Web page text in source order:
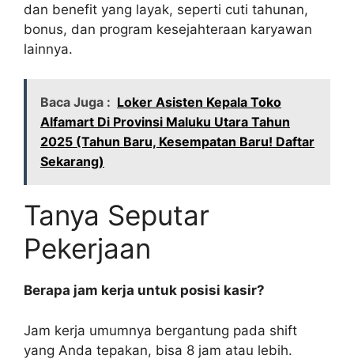
dan benefit yang layak, seperti cuti tahunan,
bonus, dan program kesejahteraan karyawan
lainnya.
Baca Juga : Loker Asisten Kepala Toko
Alfamart Di Provinsi Maluku Utara Tahun
2025 (Tahun Baru, Kesempatan Baru! Daftar
Sekarang)
Tanya Seputar
Pekerjaan
Berapa jam kerja untuk posisi kasir?
Jam kerja umumnya bergantung pada shift
yang Anda tepakan, bisa 8 jam atau lebih.